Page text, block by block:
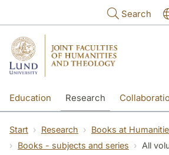
Search
Education Research
Start Research
Books at
Books - subjects and series
All